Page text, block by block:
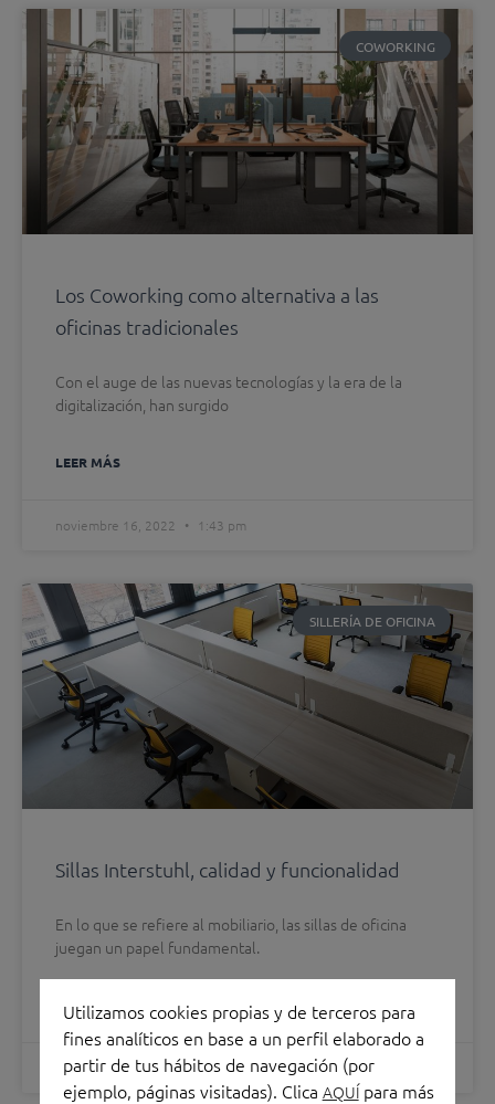
COWORKING
Los Coworking como alternativa a las
oficinas tradicionales
Con el auge de las nuevas tecnologías y la era de la
digitalización, han surgido
LEER MÁS
noviembre 16, 2022 1:43 pm
SILLERÍA DE OFICINA
Sillas Interstuhl, calidad y funcionalidad
En lo que se refiere al mobiliario, las sillas de oficina
juegan un papel fundamental.
LEER MÁS
noviembre 4, 2022 11:25 am
Utilizamos cookies propias y de terceros para
fines analíticos en base a un perfil elaborado a
partir de tus hábitos de navegación (por
ejemplo, páginas visitadas). Clica AQUÍpara más